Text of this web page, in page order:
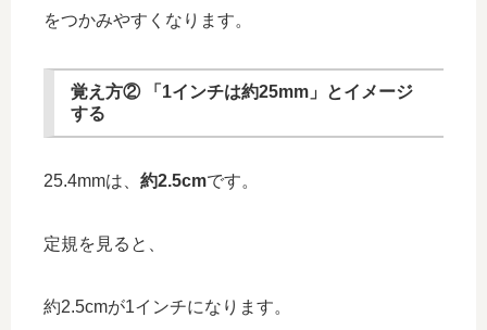
をつかみやすくなります。
覚え方② 「1インチは約25mm」とイメージ
する
25.4mmは、 約2.5cmです。
定規を見ると、
約2.5cmが1インチになります。